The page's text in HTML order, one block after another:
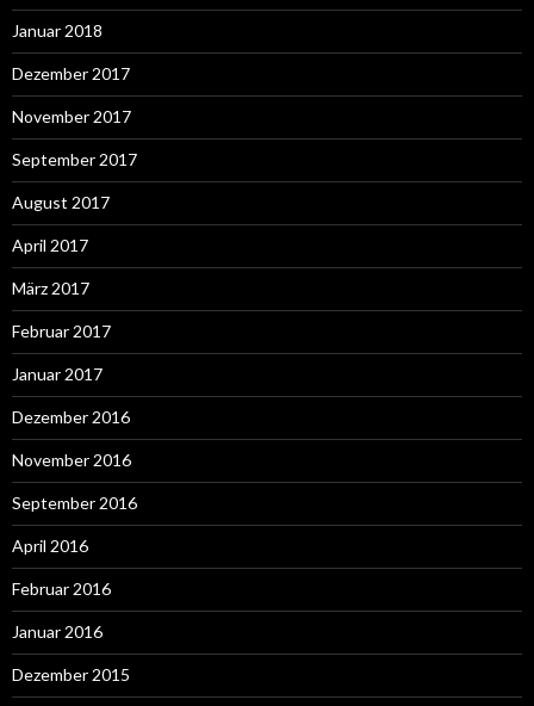
Januar 2018
Dezember 2017
November 2017
September 2017
August 2017
April 2017
März 2017
Februar 2017
Januar 2017
Dezember 2016
November 2016
September 2016
April 2016
Februar 2016
Januar 2016
Dezember 2015